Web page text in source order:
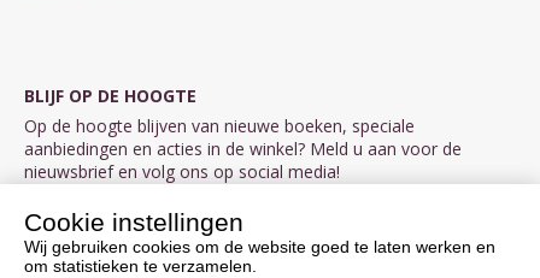
BLIJF OP DE HOOGTE
Op de hoogte blijven van nieuwe boeken, speciale
aanbiedingen en acties in de winkel? Meld u aan voor de
nieuwsbrief en volg ons op social media!
Aanmelden nieuwsbrief
Cookie instellingen
Wij gebruiken cookies om de website goed te laten werken en
om statistieken te verzamelen.